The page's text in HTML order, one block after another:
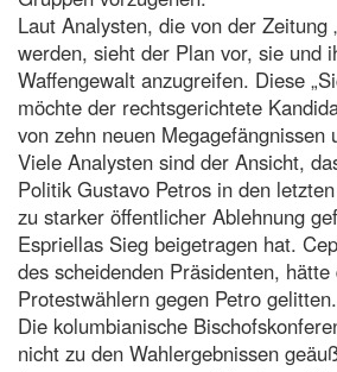
Laut Analysten, die von der Zeitung
werden, sieht der Plan vor, sie und
Waffengewalt anzugreifen. Diese
möchte der rechtsgerichtete
von zehn neuen Megagefängnissen
Viele Analysten sind der Ansicht,
Politik Gustavo Petros in den
zu starker öffentlicher Ablehnung
Espriellas Sieg beigetragen hat.
des scheidenden Präsidenten,
Protestwählern gegen Petro gelitten.
Die kolumbianische
nicht zu den Wahlergebnissen